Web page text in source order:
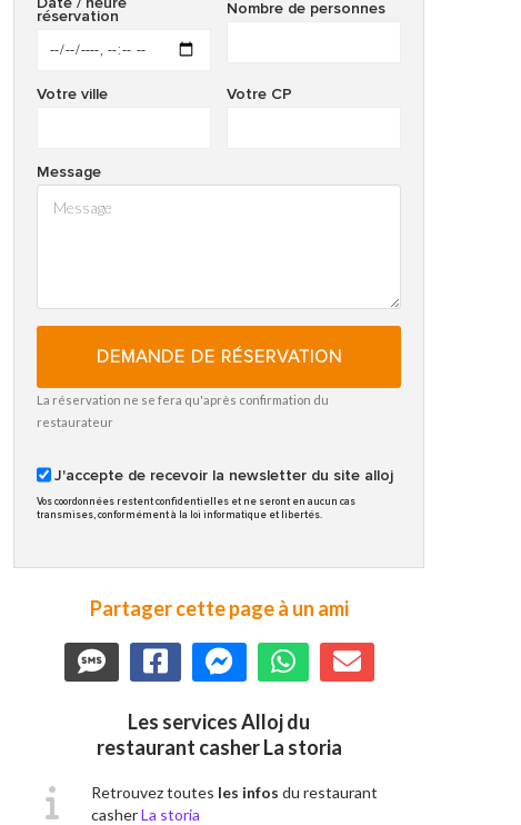
Nombre de personnes
réservation
Votre CP
Votre ville
Message
DEMANDE DE RÉSERVATION
La réservation ne se fera qu'après confirmation du
restaurateur
J'accepte de recevoir la newsletter du site alloj
Vos coordonnées restent confidentielles et ne seront en aucun cas
transmises, conformément à la loi informatique et libertés.
Partager cette page à un ami
Les services Alloj du
restaurant casher La storia
Retrouvez toutes les infos du restaurant
casherLa storia